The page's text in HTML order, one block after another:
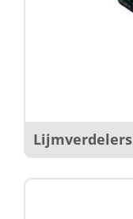
Lijmverdelers